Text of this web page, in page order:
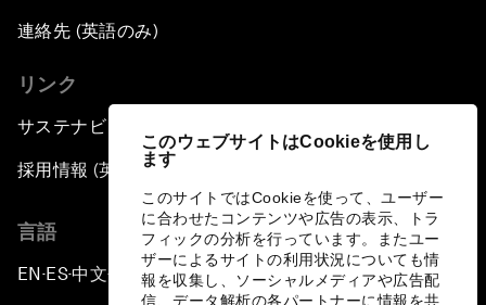
このウェブサイトはCookieを使用し
ます
このサイトではCookieを使って、ユーザー
に合わせたコンテンツや広告の表示、トラ
フィックの分析を行っています。またユー
ザーによるサイトの利用状況についても情
報を収集し、ソーシャルメディアや広告配
信、データ解析の各パートナーに情報を共
連絡先 (英語のみ)
リンク
サステナビリティへの取り組み
採用情報 (英語のみ)
言語
EN ▪ES▪中文▪ 日本語